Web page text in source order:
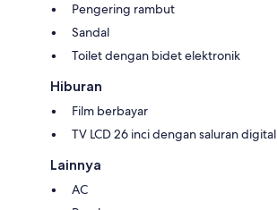
Pengering rambut
Sandal
Toilet dengan bidet elektronik
Hiburan
Film berbayar
TV LCD 26 inci dengan saluran digital
Lainnya
AC